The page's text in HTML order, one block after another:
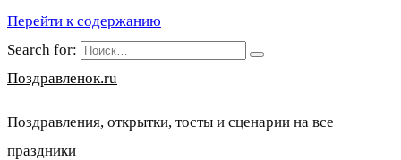
Перейти к содержанию
Search for:
Поздравленок.ru
Поздравления, открытки, тосты и сценарии на все
праздники